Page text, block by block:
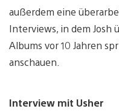
außerdem eine
Interviews, in dem Josh
Albums vor 10 Jahren
anschauen.
Interview mit Usher